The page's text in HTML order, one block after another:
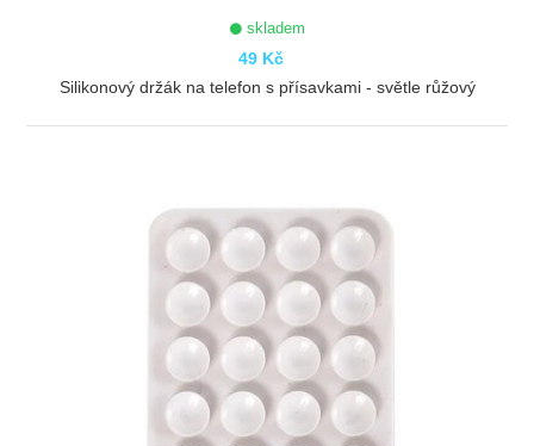
skladem
49 Kč
Silikonový držák na telefon s přísavkami - světle růžový